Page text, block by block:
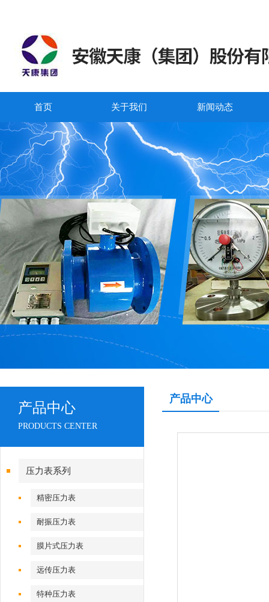
首页 关于我们 新闻动态
产品中心
PRODUCTS CENTER
压力表系列
精密压力表
耐振压力表
膜片式压力表
远传压力表
特种压力表
产品中心